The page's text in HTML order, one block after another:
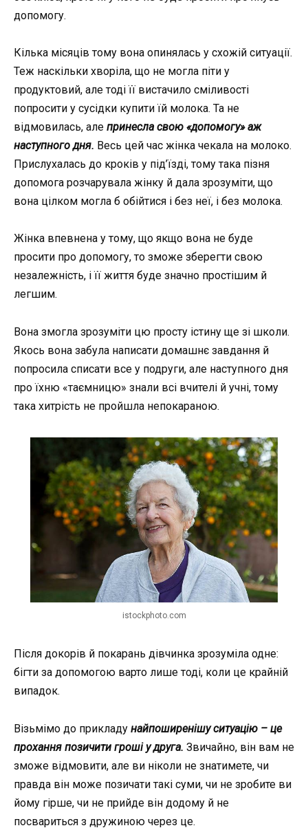
допомогу.
Кілька місяців тому вона опинялась у схожій ситуації.
Теж наскільки хворіла, що не могла піти у
продуктовий, але тоді її вистачило сміливості
попросити у сусідки купити їй молока. Та не
відмовилась, але принесла свою «допомогу» аж
наступного дня. Весь цей час жінка чекала на молоко.
Прислухалась до кроків у під’їзді, тому така пізня
допомога розчарувала жінку й дала зрозуміти, що
вона цілком могла б обійтися і без неї, і без молока.
Жінка впевнена у тому, що якщо вона не буде
просити про допомогу, то зможе зберегти свою
незалежність, і її життя буде значно простішим й
легшим.
Вона змогла зрозуміти цю просту істину ще зі школи.
Якось вона забула написати домашнє завдання й
попросила списати все у подруги, але наступного дня
про їхню «таємницю» знали всі вчителі й учні, тому
така хитрість не пройшла непокараною.
istockphoto.com
Після докорів й покарань дівчинка зрозуміла одне:
бігти за допомогою варто лише тоді, коли це крайній
випадок.
Візьмімо до прикладу найпоширенішу ситуацію – це
прохання позичити гроші у друга. Звичайно, він вам не
зможе відмовити, але ви ніколи не знатимете, чи
правда він може позичати такі суми, чи не зробите ви
йому гірше, чи не прийде він додому й не
посвариться з дружиною через це.